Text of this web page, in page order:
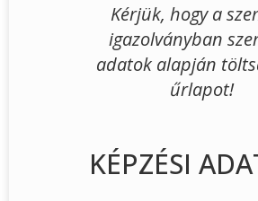
Kérjük, hogy a
igazolványban
adatok alapján
űrlapot!
KÉPZÉSI